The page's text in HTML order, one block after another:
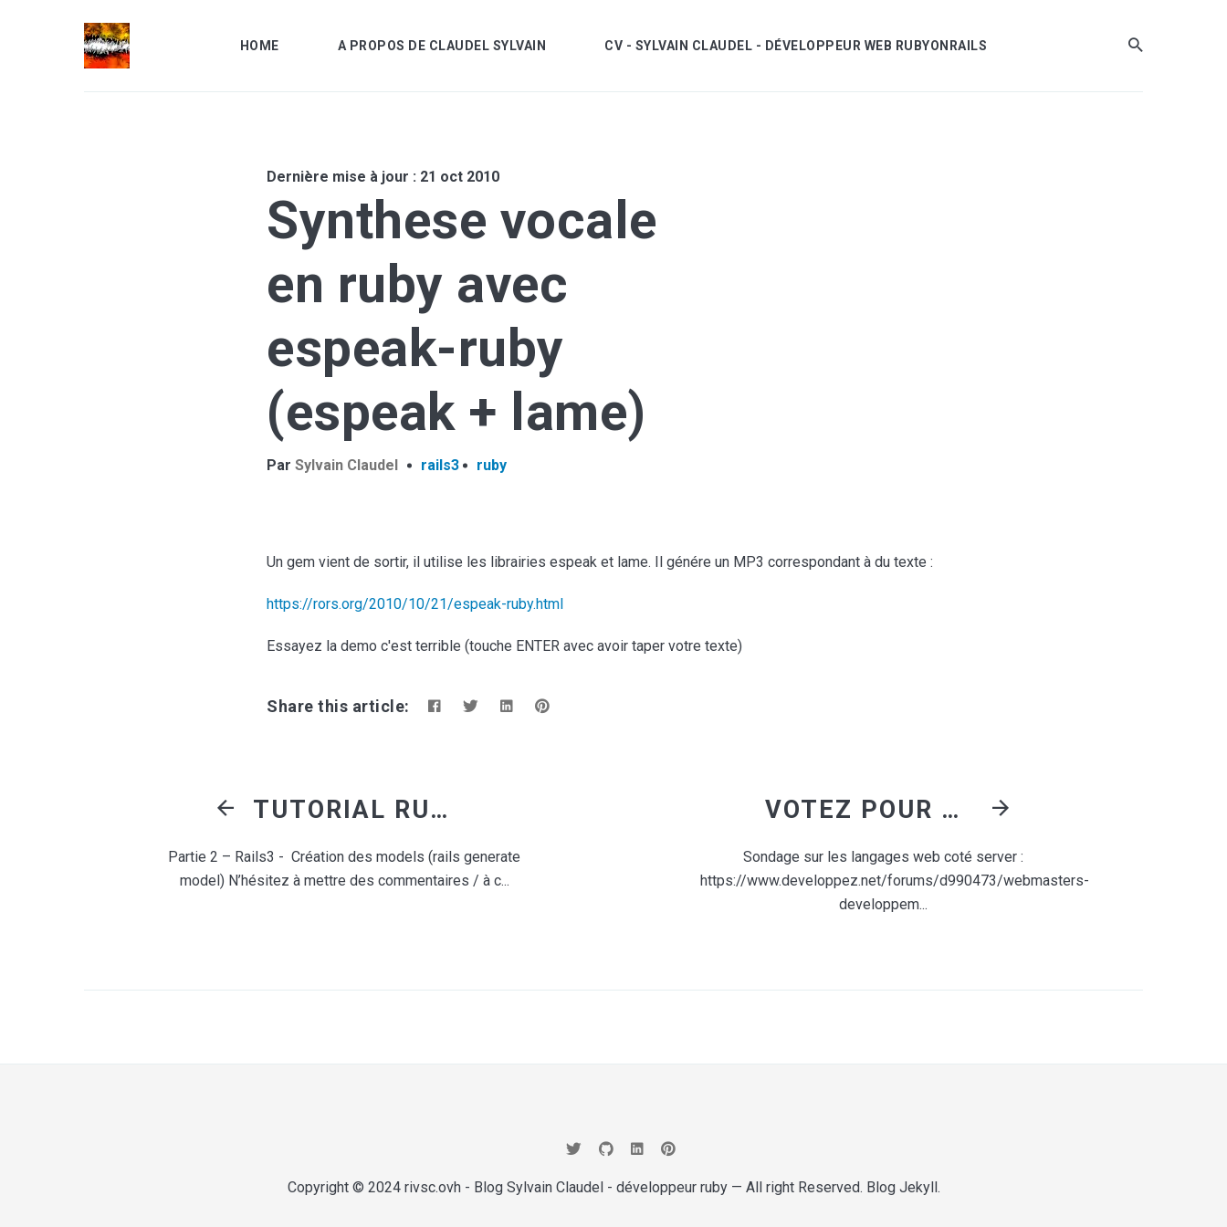
HOME A PROPOS DE CLAUDEL SYLVAIN CV - SYLVAIN CLAUDEL - DÉVELOPPEUR WEB RUBYONRAILS
Dernière mise à jour : 21 oct 2010
Synthese vocale
en ruby avec
espeak-ruby
(espeak + lame)
Par Sylvain Claudel rails3 ruby
Un gem vient de sortir, il utilise les librairies espeak et lame. Il génére un MP3 correspondant à du texte :
https://rors.org/2010/10/21/espeak-ruby.html
Essayez la demo c'est terrible (touche ENTER avec avoir taper votre texte)
Share this article:
TUTORIAL RUBYONRAILS 3 - PARTIE 2 - CRÉATION DES MODELS (RAILS GENERATE MODEL)
Partie 2 – Rails3 - Création des models (rails generate
model) N’hésitez à mettre des commentaires / à c...
VOTEZ POUR RUBYONRAILS
Sondage sur les langages web coté server :
https://www.developpez.net/forums/d990473/webmasters-
developpem...
Rechercher
sur
... sinon recherche par tags
Copyright © 2024 rivsc.ovh - Blog Sylvain Claudel - développeur ruby— All right Reserved. Blog Jekyll .